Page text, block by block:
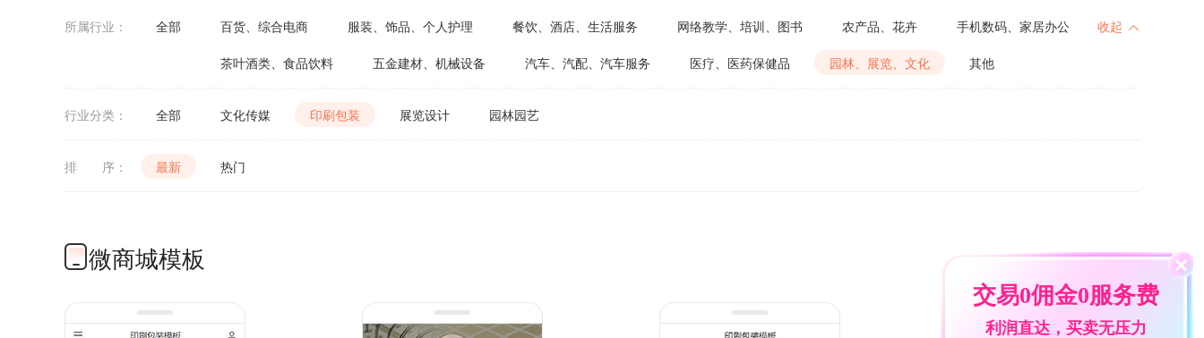
所属行业： 全部 百货、综合电商 服装、饰品、个人护理 餐饮、酒店、生活服务 网络教学、培训、图书 农产品、花卉 手机数码、家居办公
茶叶酒类、食品饮料 五金建材、机械设备 汽车、汽配、汽车服务 医疗、医药保健品 园林、展览、文化 其他
收起
行业分类： 全部 文化传媒 印刷包装 展览设计 园林园艺
排 序： 最新 热门
微商城模板
交易0佣金0服务费
利润直达，买卖无压力